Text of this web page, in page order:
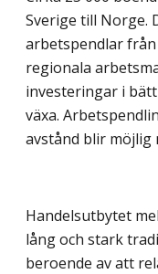
Sverige till Norge.
arbetspendlar från
regionala
investeringar i
växa.
avstånd blir möjlig
Handelsutbytet
lång och stark
beroende av att